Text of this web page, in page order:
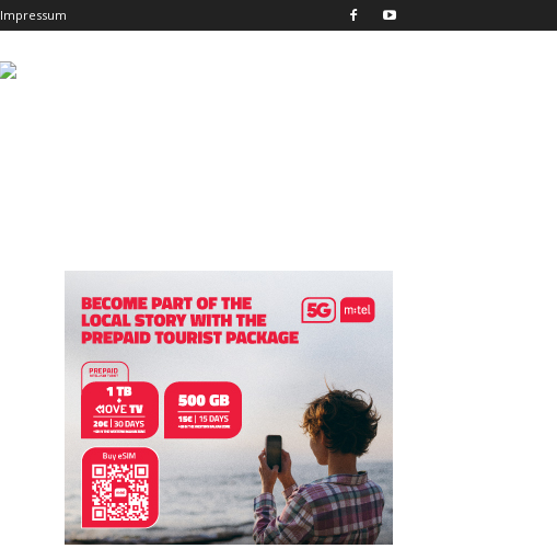
Impressum